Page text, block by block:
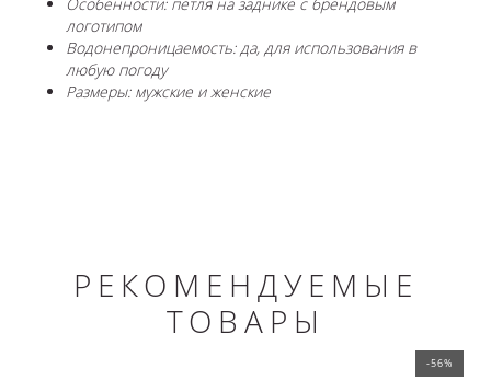
Особенности: петля на заднике с брендовым
логотипом
Водонепроницаемость: да, для использования в
любую погоду
Размеры: мужские и женские
РЕКОМЕНДУЕМЫЕ
ТОВАРЫ
-56%